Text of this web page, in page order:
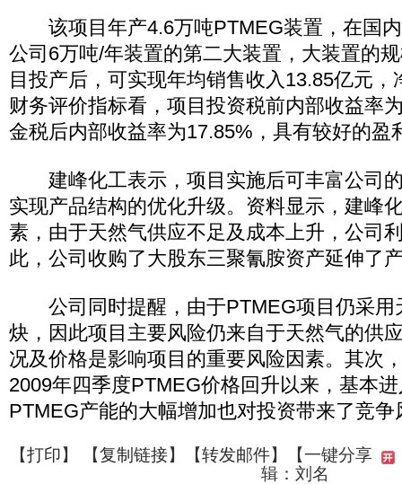
该项目年产4.6万吨PTMEG装置，在国内
公司6万吨/年装置的第二大装置，大装置的
目投产后，可实现年均销售收入13.85亿元，
财务评价指标看，项目投资税前内部收益率
金税后内部收益率为17.85%，具有较好的盈
建峰化工表示，项目实施后可丰富公司
实现产品结构的优化升级。资料显示，建峰
素，由于天然气供应不足及成本上升，公司
此，公司收购了大股东三聚氰胺资产延伸了
公司同时提醒，由于PTMEG项目仍采用
炔，因此项目主要风险仍来自于天然气的供
况及价格是影响项目的重要风险因素。其次
2009年四季度PTMEG价格回升以来，基本
PTMEG产能的大幅增加也对投资带来了竞争
【打印】 【复制链接】【转发邮件】
【一键分享
辑：刘名